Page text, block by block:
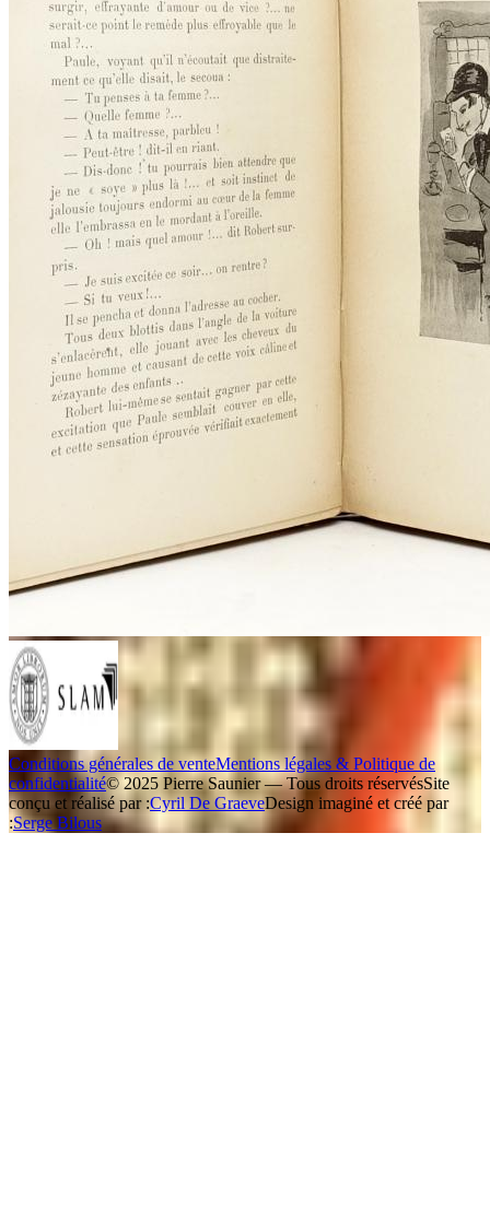
Conditions générales de venteMentions légales & Politique de
confidentialité© 2025 Pierre Saunier — Tous droits réservésSite
conçu et réalisé par :Cyril De GraeveDesign imaginé et créé par
:Serge Bilous